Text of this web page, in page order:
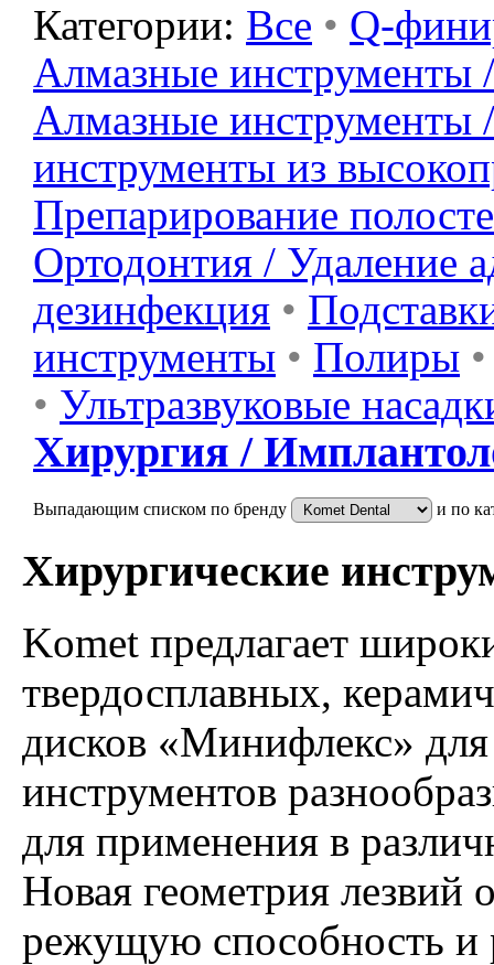
Категории: Все • Q-
Алмазные инструменты
Алмазные инструменты
инструменты из
Препарирование
Ортодонтия / Удаление
дезинфекция •
инструменты • Полиры •
• Ультразвуковые
Хирургия /
Выпадающим списком по бренду и по
Хирургические
Komet предлагает
твердосплавных,
дисков «Минифлекс»
инструментов
для применения в
Новая геометрия лезвий
режущую способность и